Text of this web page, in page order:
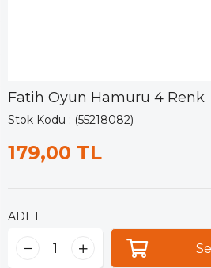
Fatih Oyun Hamuru 4 Renk
Stok Kodu (55218082)
179,00 TL
ADET